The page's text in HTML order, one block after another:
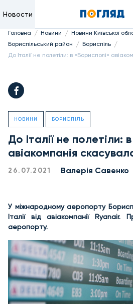
Новости
Головна / Новини / Новини Київської
Бориспільський район / Бориспіль /
До Італії не полетіли: в «Борисполі»
НОВИНИ БОРИСПІЛЬ
До Італії не полетіли:
авіакомпанія
26.07.2021 Валерія Савенко
У міжнародному аеропорту
Італії від авіакомпанії
аеропорту.